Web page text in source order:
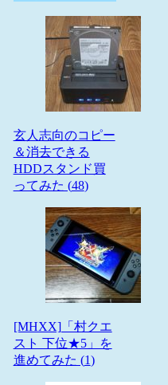
玄人志向のコピー
＆消去できる
HDDスタンド買
ってみた (48)
[MHXX]「村クエ
スト 下位★5」を
進めてみた (1)